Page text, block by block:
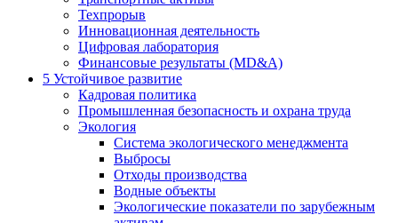
Техпрорыв
Инновационная деятельность
Цифровая лаборатория
Финансовые результаты (MD&A)
5 Устойчивое развитие
Кадровая политика
Промышленная безопасность и охрана труда
Экология
Система экологического менеджмента
Выбросы
Отходы производства
Водные объекты
Экологические показатели по зарубежным